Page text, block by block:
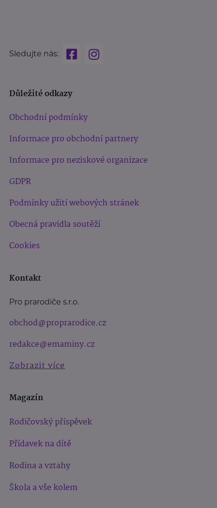
Sledujte nás:
Důležité odkazy
Obchodní podmínky
Informace pro obchodní partnery
Informace pro neziskové organizace
GDPR
Podmínky užití webových stránek
Obecná pravidla soutěží
Cookies
Kontakt
Pro prarodiče s.r.o.
obchod@proprarodice.cz
redakce@emaminy.cz
Zobrazit více
Magazín
Rodičovský příspěvek
Přídavek na dítě
Rodina a vztahy
Škola a vše kolem